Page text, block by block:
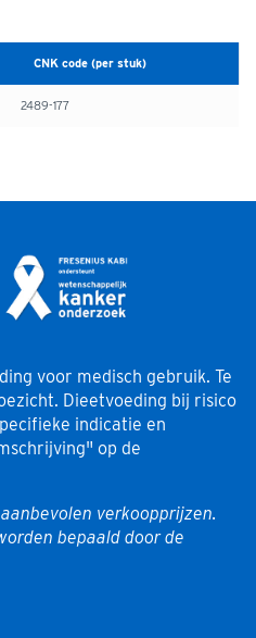
CNK code (per stuk)
2489-177
voor medisch gebruik. Te
Dieetvoeding bij risico
indicatie en
op de
verkoopprijzen.
bepaald door de